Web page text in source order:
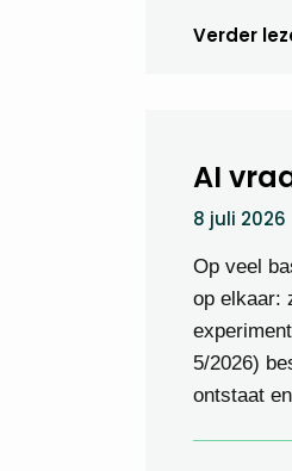
Verder
AI
8 juli 2026
Op veel
op elkaar:
5/2026)
ontstaat